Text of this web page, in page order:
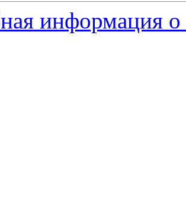
информация о